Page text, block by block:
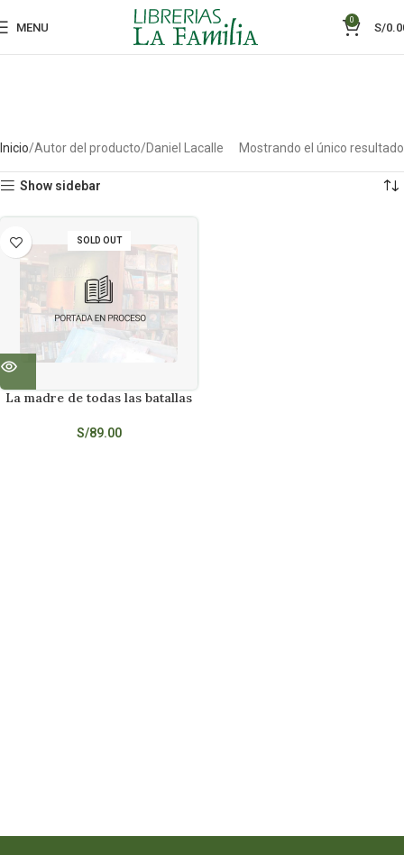
MENU
0
S/
Inicio Autor del producto Daniel Lacalle Mostrando el único resultado
Show sidebar
SOLD OUT
La madre de todas las batallas
S/89.00